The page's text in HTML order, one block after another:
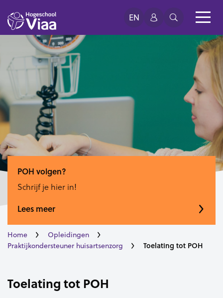
EN
POH volgen?
Schrijf je hier in!
Lees meer
Home
Opleidingen
Praktijkondersteuner huisartsenzorg
Toelating tot POH
Toelating tot POH